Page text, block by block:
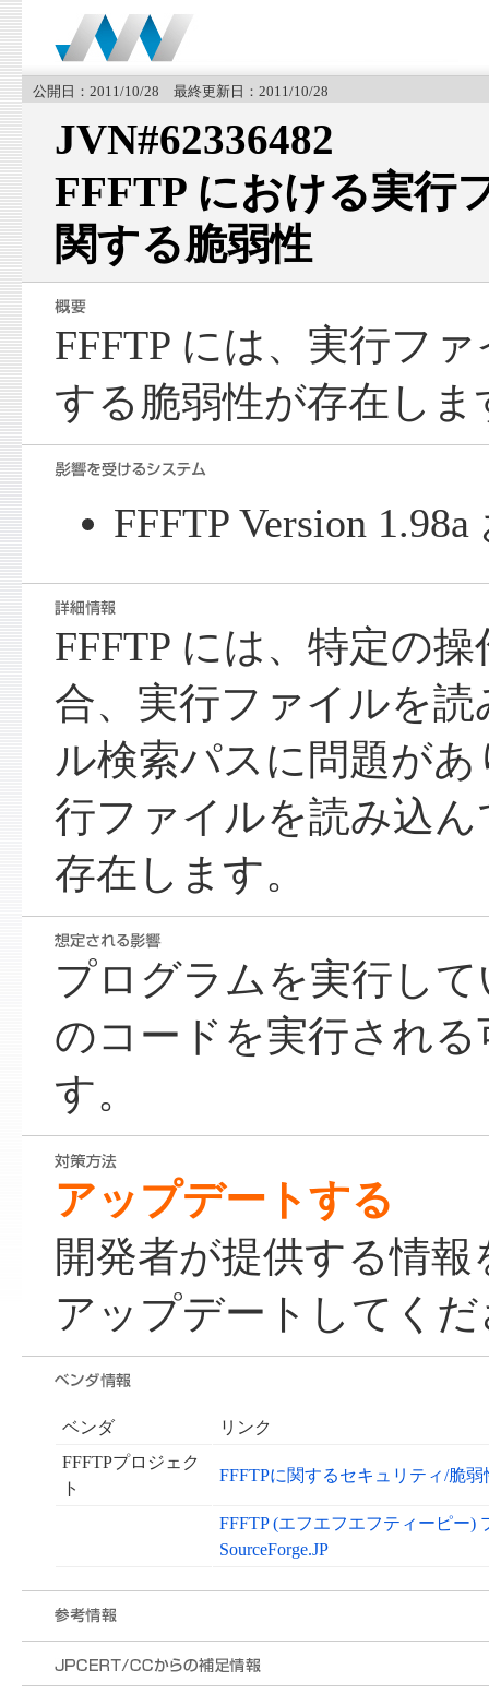
公開日：2011/10/28 最終更新日：2011/10/28
JVN#62336482
FFFTP における実行
関する脆弱性
FFFTP には、実行フ
する脆弱性が存在しま
FFFTP Version
FFFTP には、特定の
合、実行ファイルを
ル検索パスに問題が
行ファイルを読み込
存在します。
プログラムを実行し
のコードを実行され
す。
アップデートする
開発者が提供する情
アップデートしてく
ベンダ
リンク
FFFTPプロジェク
ト
FFFTPに関するセキュリティ/脆
FFFTP (エフエフエフティーピー)
SourceForge.JP